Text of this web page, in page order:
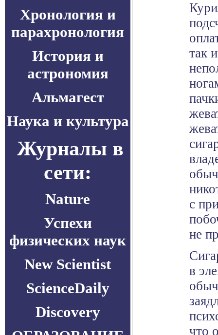
Хронология и
парахронология
История и
астрономия
Альмагест
Наука и культура
Журналы в
сети:
Nature
Успехи
физических наук
New Scientist
ScienceDaily
Discovery
так
с
не
в
что